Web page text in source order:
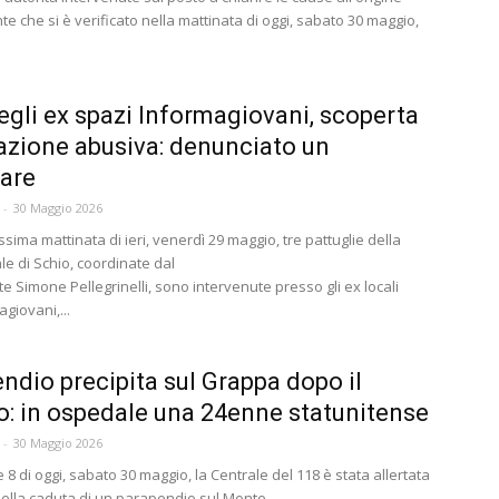
che si è verificato nella mattinata di oggi, sabato 30 maggio,
ex spazi Informagiovani, scoperta
abusiva: denunciato un
- 30 Maggio 2026
mattinata di ieri, venerdì 29 maggio, tre pattuglie della
di Schio, coordinate dal
Simone Pellegrinelli, sono intervenute presso gli ex locali
precipita sul Grappa dopo il
in ospedale una 24enne statunitense
- 30 Maggio 2026
8 di oggi, sabato 30 maggio, la Centrale del 118 è stata allertata